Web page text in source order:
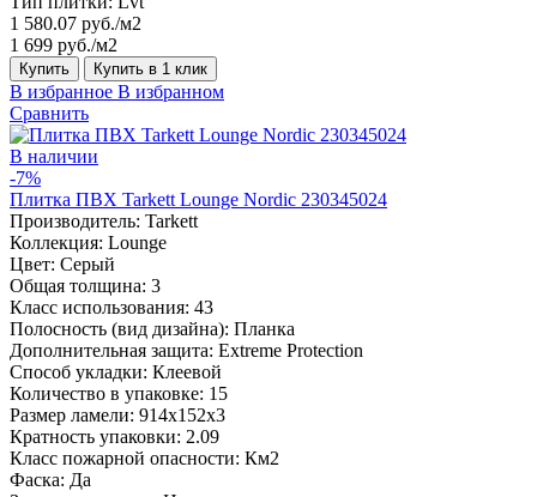
1 580.07 руб./м2
1 699 руб./м2
Купить Купить в 1 клик
В избранное В избранном
Сравнить
В наличии
-7%
Плитка ПВХ Tarkett Lounge Nordic 230345024
Производитель: Tarkett
Коллекция: Lounge
Цвет: Серый
Общая толщина: 3
Класс использования: 43
Полосность (вид дизайна): Планка
Дополнительная защита: Extreme Protection
Способ укладки: Клеевой
Количество в упаковке: 15
Размер ламели: 914x152x3
Кратность упаковки: 2.09
Класс пожарной опасности: Км2
Фаска: Да